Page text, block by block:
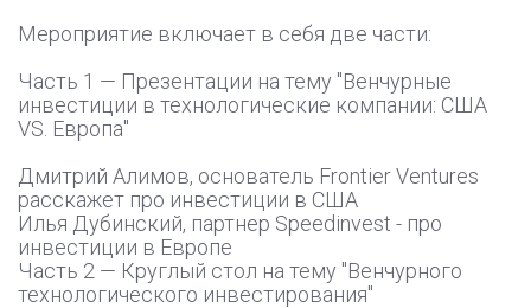
Мероприятие включает в себя две части:
Часть 1 — Презентации на тему "Венчурные
инвестиции в технологические компании: США
VS. Европа"
Дмитрий Алимов, основатель Frontier Ventures
расскажет про инвестиции в США
Илья Дубинский, партнер Speedinvest - про
инвестиции в Европе
Часть 2 — Круглый стол на тему "Венчурного
технологического инвестирования"